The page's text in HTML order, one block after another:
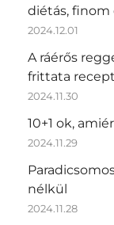
diétás, finom
2024.12.01
A ráérős
frittata recept
2024.11.30
10+1 ok,
2024.11.29
nélkül
2024.11.28